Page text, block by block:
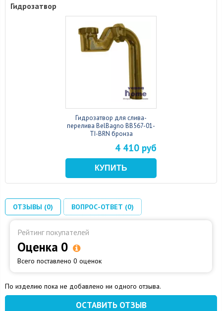
Гидрозатвор
Гидрозатвор для слива-
перелива BelBagno BB567-01-
TI-BRN бронза
4 410 руб
ОТЗЫВЫ (0) ВОПРОС-ОТВЕТ (0)
Рейтинг покупателей
Оценка 0
Всего поставлено 0 оценок
По изделию пока не добавлено ни одного отзыва.
ОСТАВИТЬ ОТЗЫВ